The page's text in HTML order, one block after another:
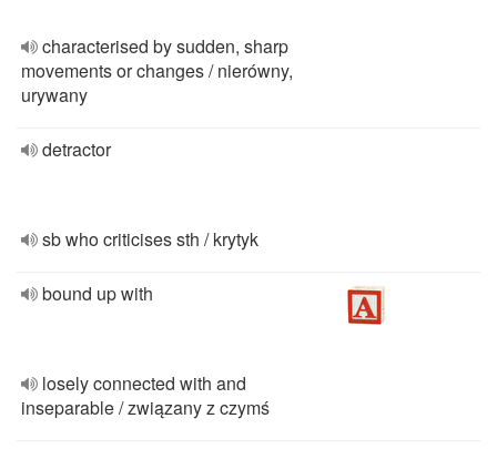
characterised by sudden, sharp
movements or changes / nierówny,
urywany
detractor
sb who criticises sth / krytyk
bound up with
losely connected with and
inseparable / związany z czymś